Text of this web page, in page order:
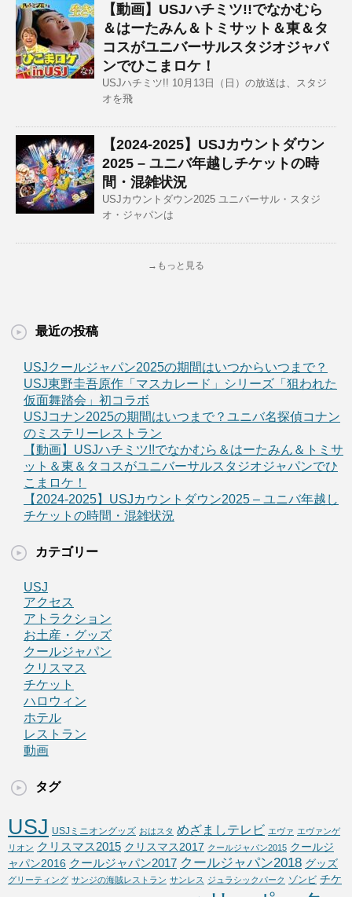
【動画】USJハチミツ!!でなかむら
＆はーたみん＆トミサット＆東＆タ
コスがユニバーサルスタジオジャパ
ンでひこまロケ！
USJハチミツ!! 10月13日（日）の放送は、スタジ
オを飛
【2024-2025】USJカウントダウン
2025 – ユニバ年越しチケットの時
間・混雑状況
USJカウントダウン2025 ユニバーサル・スタジ
オ・ジャパンは
→もっと見る
最近の投稿
USJクールジャパン2025の期間はいつからいつまで？
USJ東野圭吾原作「マスカレード」シリーズ「狙われた
仮面舞踏会」初コラボ
USJコナン2025の期間はいつまで？ユニバ名探偵コナン
のミステリーレストラン
【動画】USJハチミツ!!でなかむら＆はーたみん＆トミサ
ット＆東＆タコスがユニバーサルスタジオジャパンでひ
こまロケ！
【2024-2025】USJカウントダウン2025 – ユニバ年越し
チケットの時間・混雑状況
カテゴリー
USJ
アクセス
アトラクション
お土産・グッズ
クールジャパン
クリスマス
チケット
ハロウィン
ホテル
レストラン
動画
タグ
USJ USJミニオングッズ おはスタ めざましテレビ エヴァ エヴァンゲ
リオン クリスマス2015 クリスマス2017 クールジャパン2015 クールジ
ャパン2016 クールジャパン2017 クールジャパン2018 グッズ
グリーティング サンジの海賊レストラン サンレス ジュラシックパーク ゾンビ チケ